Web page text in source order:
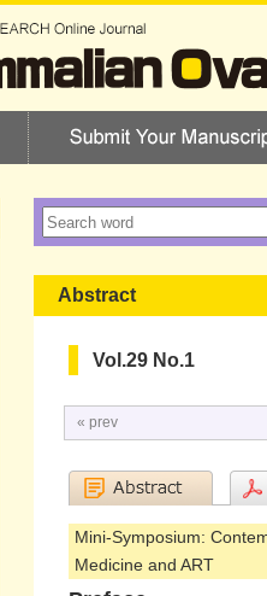
Abstract
Vol.29 No.1
« prev
Mini-Symposium:
Medicine and ART